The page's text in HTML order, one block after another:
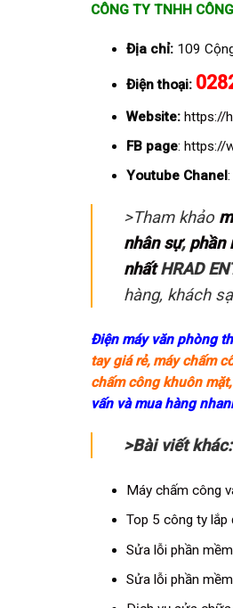
CÔNG TY TNHH
Địa chỉ:109
Điện thoại:
Website: https://
FB page: https://
Youtube Chanel :
>Tham khảo
nhân sự, phần
nhất HRAD
hàng, khách
Điện máy văn phòng
tay giá rẻ, máy chấm
chấm công khuôn mặt,
vấn và mua hàng
>Bài viết khác:
Máy chấm công
Top 5 công ty
Sửa lỗi phần
Sửa lỗi phần